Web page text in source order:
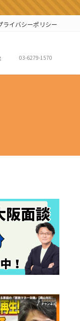
ライバシーポリシー
03-6279-1570